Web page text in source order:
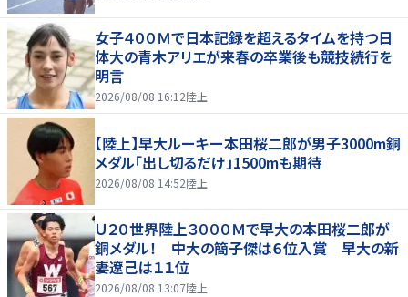
女子４００Ｍで日本記録を超えるタイムを持つ日
体大の青木アリエが来春の卒業後も競技続行を
明言
2026/08/08 16:12陸上
【陸上】早大ルーキー本田桜二郎が男子3000m銅
メダル「出し切るだけ」1500mも期待
2026/08/08 14:52陸上
Ｕ２０世界陸上３０００Ｍで早大の本田桜二郎が
銅メダル！ 中大の簡子傑は６位入賞 早大の新
妻遼己は１１位
2026/08/08 13:07陸上